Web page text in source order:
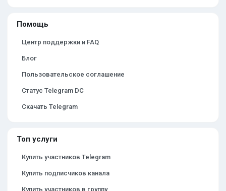
Помощь
Центр поддержки и FAQ
Блог
Пользовательское соглашение
Статус Telegram DC
Скачать Telegram
Топ услуги
Купить участников Telegram
Купить подписчиков канала
Купить участников в группу